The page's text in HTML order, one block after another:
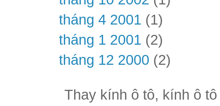
tháng 4 2001 (1)
tháng 1 2001 (2)
tháng 12 2000 (2)
Thay kính ô tô, kính ô